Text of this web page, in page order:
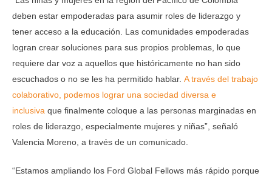
deben estar empoderadas para asumir roles de liderazgo y
tener acceso a la educación. Las comunidades empoderadas
logran crear soluciones para sus propios problemas, lo que
requiere dar voz a aquellos que históricamente no han sido
escuchados o no se les ha permitido hablar. A través del trabajo
colaborativo, podemos lograr una sociedad diversa e
inclusiva que finalmente coloque a las personas marginadas en
roles de liderazgo, especialmente mujeres y niñas”, señaló
Valencia Moreno, a través de un comunicado.
“Estamos ampliando los Ford Global Fellows más rápido porque